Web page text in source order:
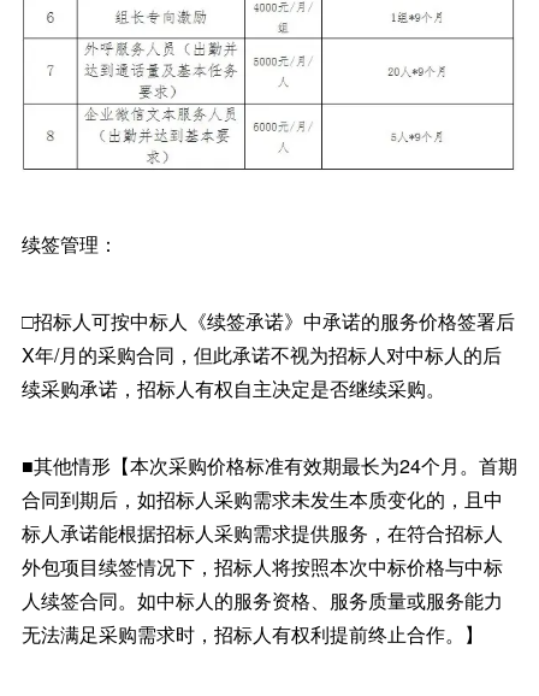
续签管理：
□招标人可按中标人《续签承诺》中承诺的服务价格签署后
X年/月的采购合同，但此承诺不视为招标人对中标人的后
续采购承诺，招标人有权自主决定是否继续采购。
■其他情形【本次采购价格标准有效期最长为24个月。首期
合同到期后，如招标人采购需求未发生本质变化的，且中
标人承诺能根据招标人采购需求提供服务，在符合招标人
外包项目续签情况下，招标人将按照本次中标价格与中标
人续签合同。如中标人的服务资格、服务质量或服务能力
无法满足采购需求时，招标人有权利提前终止合作。】